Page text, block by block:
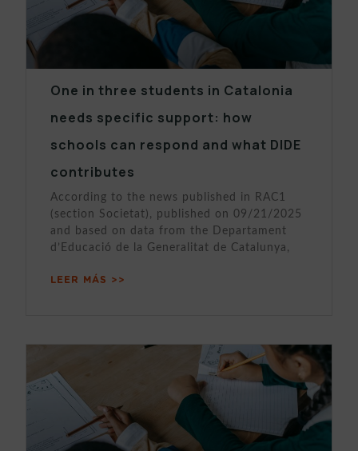
One in three students in Catalonia
needs specific support: how
schools can respond and what DIDE
contributes
According to the news published in RAC1
(section Societat), published on 09/21/2025
and based on data from the Departament
d’Educació de la Generalitat de Catalunya,
LEER MÁS >>